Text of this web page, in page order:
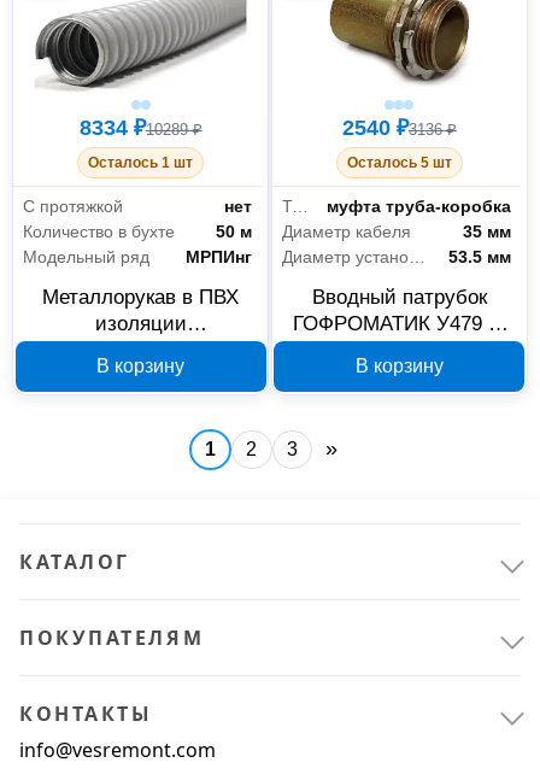
Сантехника
Комплектующие и расходные материалы для сантехники
8334 ₽10289 ₽
Осталось 1 шт
С протяжкой
нет
Количество в бухте
50 м
Модельный ряд
МРПИнг
Металлорукав в ПВХ
изоляции
25 мм 50 м серый
zeta41913
В корзину
2540 ₽3136 ₽
Осталось 5 шт
Тип
муфта труба-коробка
Диаметр кабеля
35 мм
Диаметр установки
53.5 мм
Вводный патрубок
ГОФРОМАТИК У479 2"
В корзину
1 2 3 »
КАТАЛОГ
ПОКУПАТЕЛЯМ
КОНТАКТЫ
info@vesremont.com